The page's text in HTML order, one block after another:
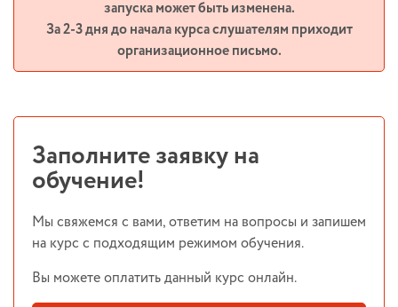
запуска может быть изменена.
За 2-3 дня до начала курса слушателям приходит
организационное письмо.
Заполните заявку на
обучение!
Мы свяжемся с вами, ответим на вопросы и запишем
на курс с подходящим режимом обучения.
Вы можете оплатить данный курс онлайн.